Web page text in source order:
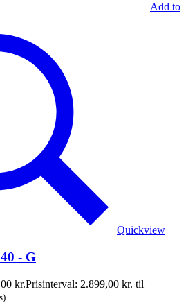
Add to
Quickview
- G
kr.Prisinterval: 2.899,00 kr. til